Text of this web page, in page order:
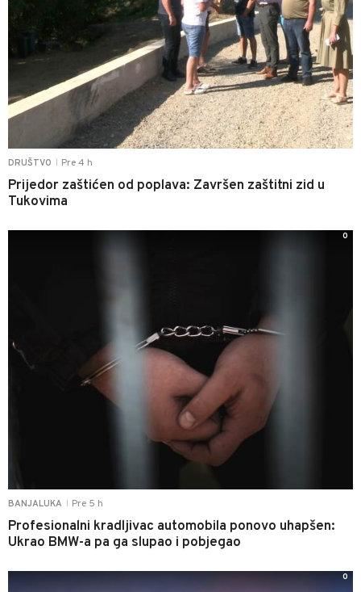
DRUŠTVO Pre 4 h
Prijedor zaštićen od poplava: Završen zaštitni zid u
Tukovima
BANJALUKA Pre 5 h
Profesionalni kradljivac automobila ponovo uhapšen:
Ukrao BMW-a pa ga slupao i pobjegao
0
0